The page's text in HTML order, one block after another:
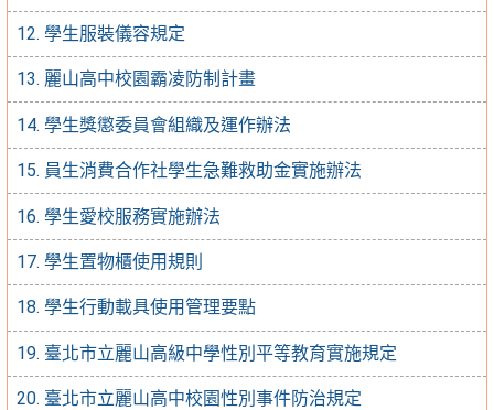
12. 學生服裝儀容規定
13. 麗山高中校園霸凌防制計畫
14. 學生獎懲委員會組織及運作辦法
15. 員生消費合作社學生急難救助金實施辦法
16. 學生愛校服務實施辦法
17. 學生置物櫃使用規則
18. 學生行動載具使用管理要點
19. 臺北市立麗山高級中學性別平等教育實施規定
20. 臺北市立麗山高中校園性別事件防治規定